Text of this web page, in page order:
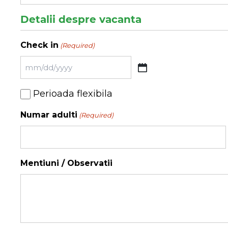
Detalii despre vacanta
Check in (Required)
MM
slash
DD
slash
YYYY
Perioada
Perioada flexibila
Numar adulti (Required)
Mentiuni / Observatii